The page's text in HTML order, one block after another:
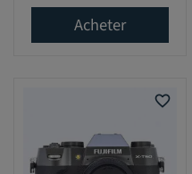
Acheter
favorite_border